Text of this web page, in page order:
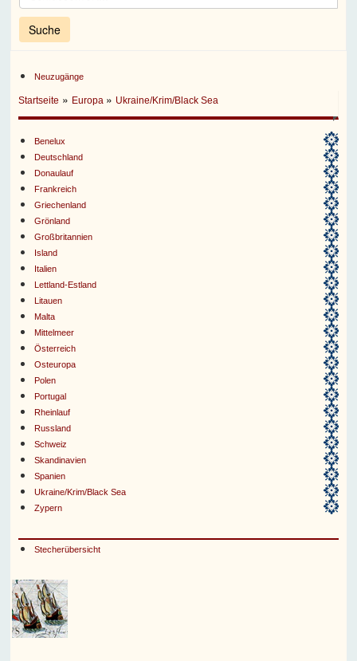
Neuzugänge
Startseite » Europa » Ukraine/Krim/Black Sea
Benelux
Deutschland
Donaulauf
Frankreich
Griechenland
Grönland
Großbritannien
Island
Italien
Lettland-Estland
Litauen
Malta
Mittelmeer
Österreich
Osteuropa
Polen
Portugal
Rheinlauf
Russland
Schweiz
Skandinavien
Spanien
Ukraine/Krim/Black Sea
Zypern
Stecherübersicht